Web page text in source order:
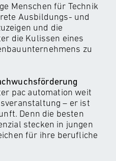
Menschen für Technik
Ausbildungs- und
und die
die Kulissen eines
zu
pac automation weit
– er ist
Denn die besten
stecken in jungen
für ihre berufliche